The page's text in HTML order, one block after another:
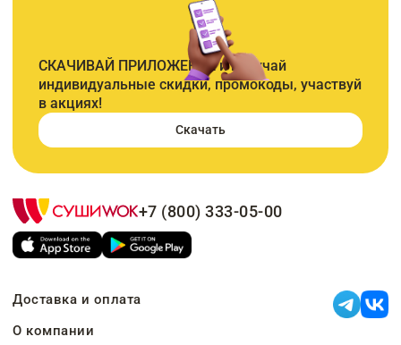
СКАЧИВАЙ ПРИЛОЖЕНИЕ и получай
индивидуальные скидки, промокоды, участвуй
в акциях!
Скачать
+7 (800) 333-05-00
Доставка и оплата
О компании